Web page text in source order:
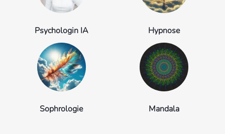
Psychologin IA Hypnose
Sophrologie Mandala